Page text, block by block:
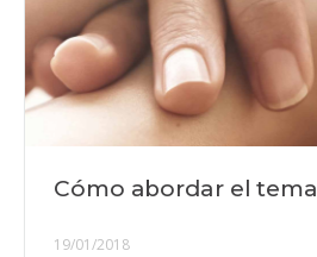
Cómo abordar el tema
19/01/2018